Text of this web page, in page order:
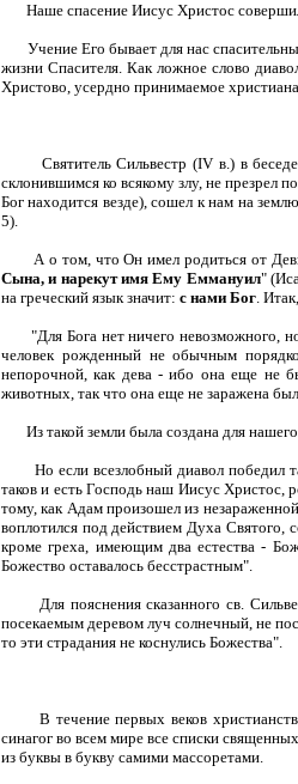
Наше спасение Иисус Христос
Учение Его бывает для нас
жизни Спасителя. Как ложное слово
Христово, усердно принимаемое
Святитель Сильвестр (IV в.) в
склонившимся ко всякому злу, не презрел
Бог находится везде), сошел к нам на
5).
А о том, что Он имел родиться от
Сына, и нарекут имя Ему Еммануил"
на греческий язык значит: с нами Бог.
"Для Бога нет ничего невозможного,
человек рожденный не обычным
непорочной, как дева - ибо она еще не
животных, так что она еще не заражена
Из такой земли была создана для
Но если всезлобный диавол победил
таков и есть Господь наш Иисус Христос,
тому, как Адам произошел из
воплотился под действием Духа
кроме греха, имеющим два естества -
Божество оставалось бесстрастным".
Для пояснения сказанного св.
посекаемым деревом луч солнечный, не
то эти страдания не коснулись Божества".
В течение первых веков
синагог во всем мире все списки
из буквы в букву самими массоретами.